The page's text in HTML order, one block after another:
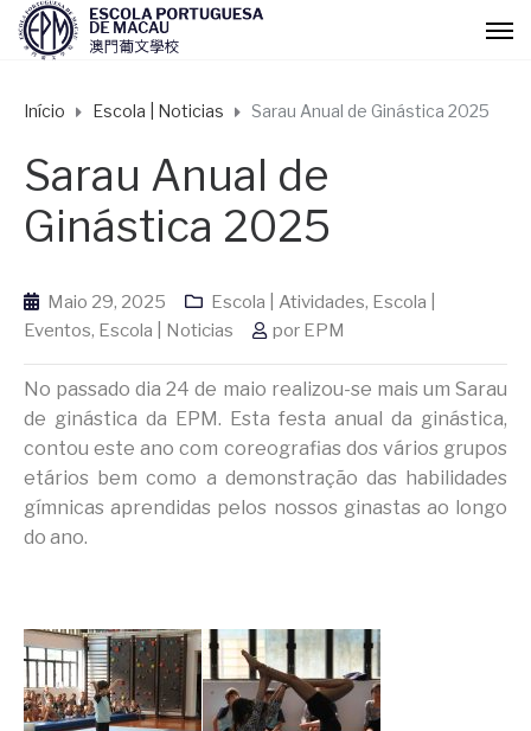
Início Escola | Noticias Sarau Anual de Ginástica 2025
Sarau Anual de
Ginástica 2025
Maio 29, 2025 Escola | Atividades, Escola |
Eventos, Escola | Noticias por EPM
No passado dia 24 de maio realizou-se mais um Sarau
de ginástica da EPM. Esta festa anual da ginástica,
contou este ano com coreografias dos vários grupos
etários bem como a demonstração das habilidades
gímnicas aprendidas pelos nossos ginastas ao longo
do ano.